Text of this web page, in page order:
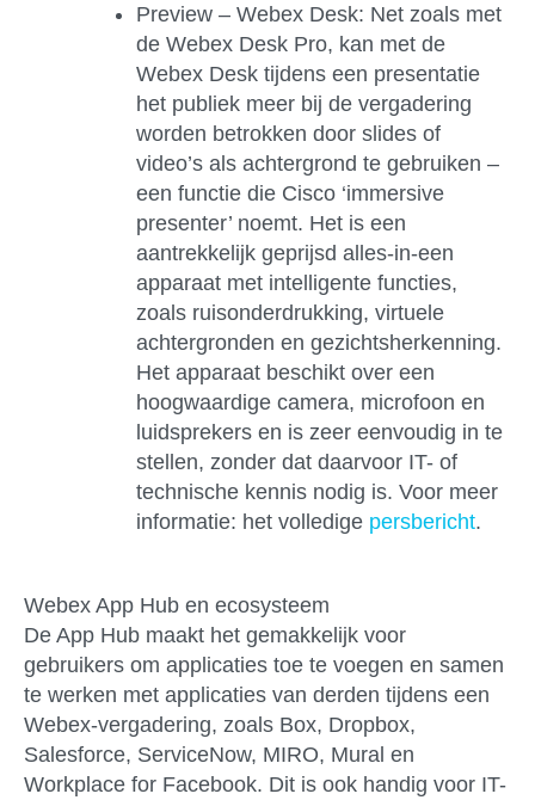
Preview – Webex Desk: Net zoals met
de Webex Desk Pro, kan met de
Webex Desk tijdens een presentatie
het publiek meer bij de vergadering
worden betrokken door slides of
video’s als achtergrond te gebruiken –
een functie die Cisco ‘immersive
presenter’ noemt. Het is een
aantrekkelijk geprijsd alles-in-een
apparaat met intelligente functies,
zoals ruisonderdrukking, virtuele
achtergronden en gezichtsherkenning.
Het apparaat beschikt over een
hoogwaardige camera, microfoon en
luidsprekers en is zeer eenvoudig in te
stellen, zonder dat daarvoor IT- of
technische kennis nodig is. Voor meer
informatie: het volledige persbericht.
Webex App Hub en ecosysteem
De App Hub maakt het gemakkelijk voor
gebruikers om applicaties toe te voegen en samen
te werken met applicaties van derden tijdens een
Webex-vergadering, zoals Box, Dropbox,
Salesforce, ServiceNow, MIRO, Mural en
Workplace for Facebook. Dit is ook handig voor IT-